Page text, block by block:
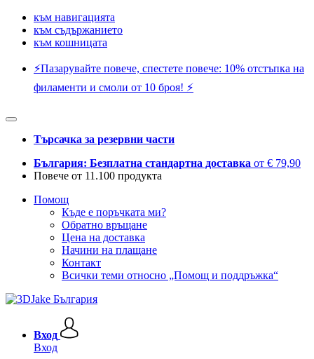
към навигацията
към съдържанието
към кошницата
⚡️Пазарувайте повече, спестете повече: 10% отстъпка на
филаменти и смоли от 10 броя! ⚡️
Търсачка за резервни части
България: Безплатна стандартна доставка от € 79,90
Повече от 11.100 продукта
Помощ
Къде е поръчката ми?
Обратно връщане
Цена на доставка
Начини на плащане
Контакт
Всички теми относно „Помощ и поддръжка“
Вход
Вход